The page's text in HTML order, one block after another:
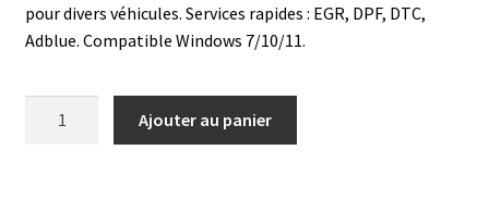
pour divers véhicules. Services rapides : EGR, DPF, DTC,
Adblue. Compatible Windows 7/10/11.
Ajouter au panier